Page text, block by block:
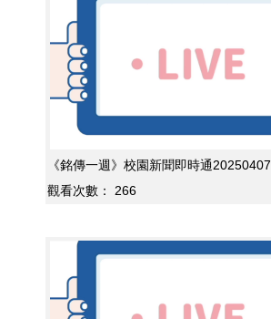
《銘傳一週》校園新聞即時通20250407
觀看次數：
266